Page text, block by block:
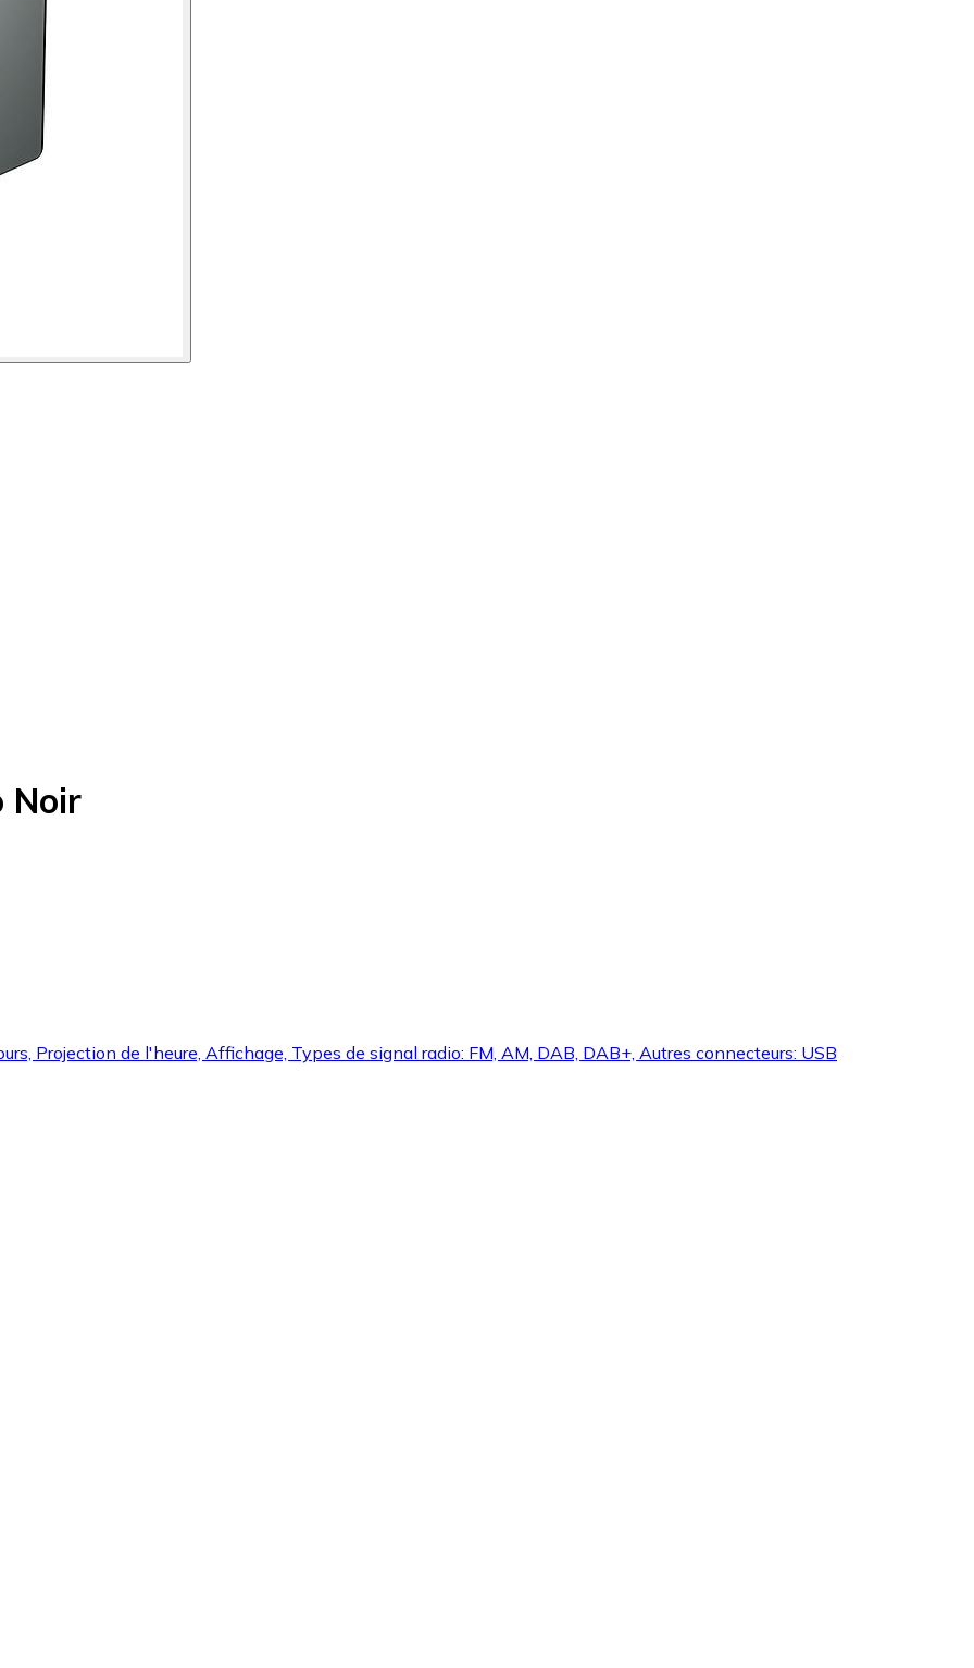
Noir
Projection de l'heure, Affichage, Types de signal radio: FM, AM, DAB, DAB+, Autres connecteurs: USB